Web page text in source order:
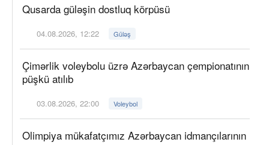
Qusarda güləşin dostluq körpüsü
04.08.2026, 12:22 Güləş
Çimərlik voleybolu üzrə Azərbaycan çempionatının
püşkü atılıb
03.08.2026, 22:00 Voleybol
Olimpiya mükafatçımız Azərbaycan idmançılarının